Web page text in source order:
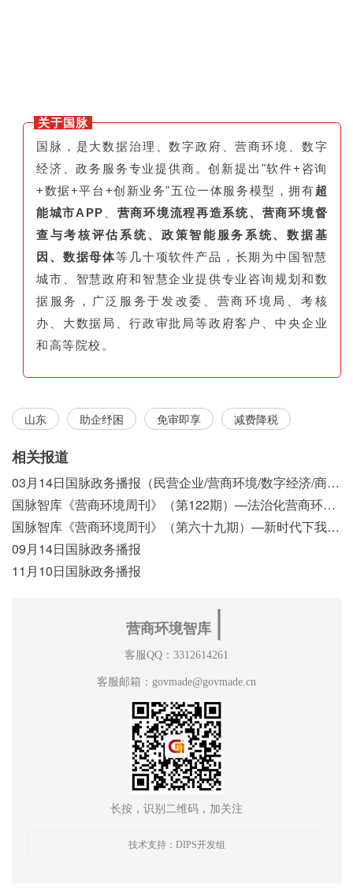
关于国脉
国脉，是大数据治理、数字政府、营商环境、数字
经济、政务服务专业提供商。创新提出"软件+咨询
+数据+平台+创新业务"五位一体服务模型，拥有超
能城市APP
营商环境流程再造系统、营商环境督
查与考核评估系统、政策智能服务系统、数据基
因、数据母体等几十项软件产品，长期为中国智慧
城市、智慧政府和智慧企业提供专业咨询规划和数
据服务，广泛服务于发改委、营商环境局、考核
办、大数据局、行政审批局等政府客户、中央企业
和高等院校。
山东 助企纾困 免审即享 减费降税
相关报道
03月14日国脉政务播报（民营企业/营商环境/数字经济/商事制度改革）
国脉智库《营商环境周刊》（第122期）—法治化营商环境视域下我国行政执法公示制度浅析
国脉智库《营商环境周刊》（第六十九期）—新时代下我国营商环境标准体系构建初探
09月14日国脉政务播报
11月10日国脉政务播报
营商环境智库
客服QQ：3312614261
客服邮箱：govmade@govmade.cn
长按，识别二维码，加关注
技术支持：DIPS开发组